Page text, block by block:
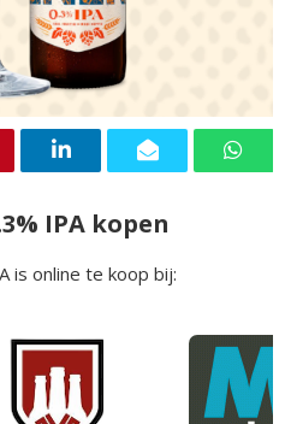
IPA kopen
is online te koop bij: